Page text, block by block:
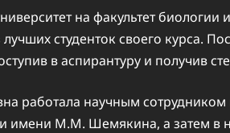
на факультет биологии
студенток своего курса.
в аспирантуру и получив
работала научным
имени М.М. Шемякина, а затем в